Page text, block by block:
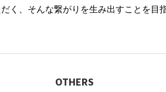
く、そんな繋がりを生み出すことを目
OTHERS